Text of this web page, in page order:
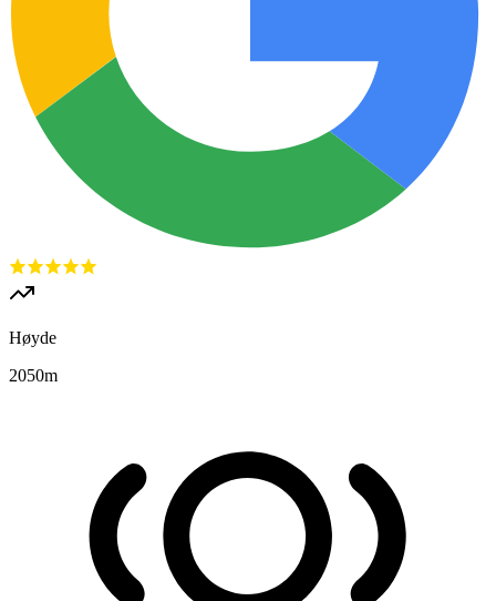
Høyde
2050m